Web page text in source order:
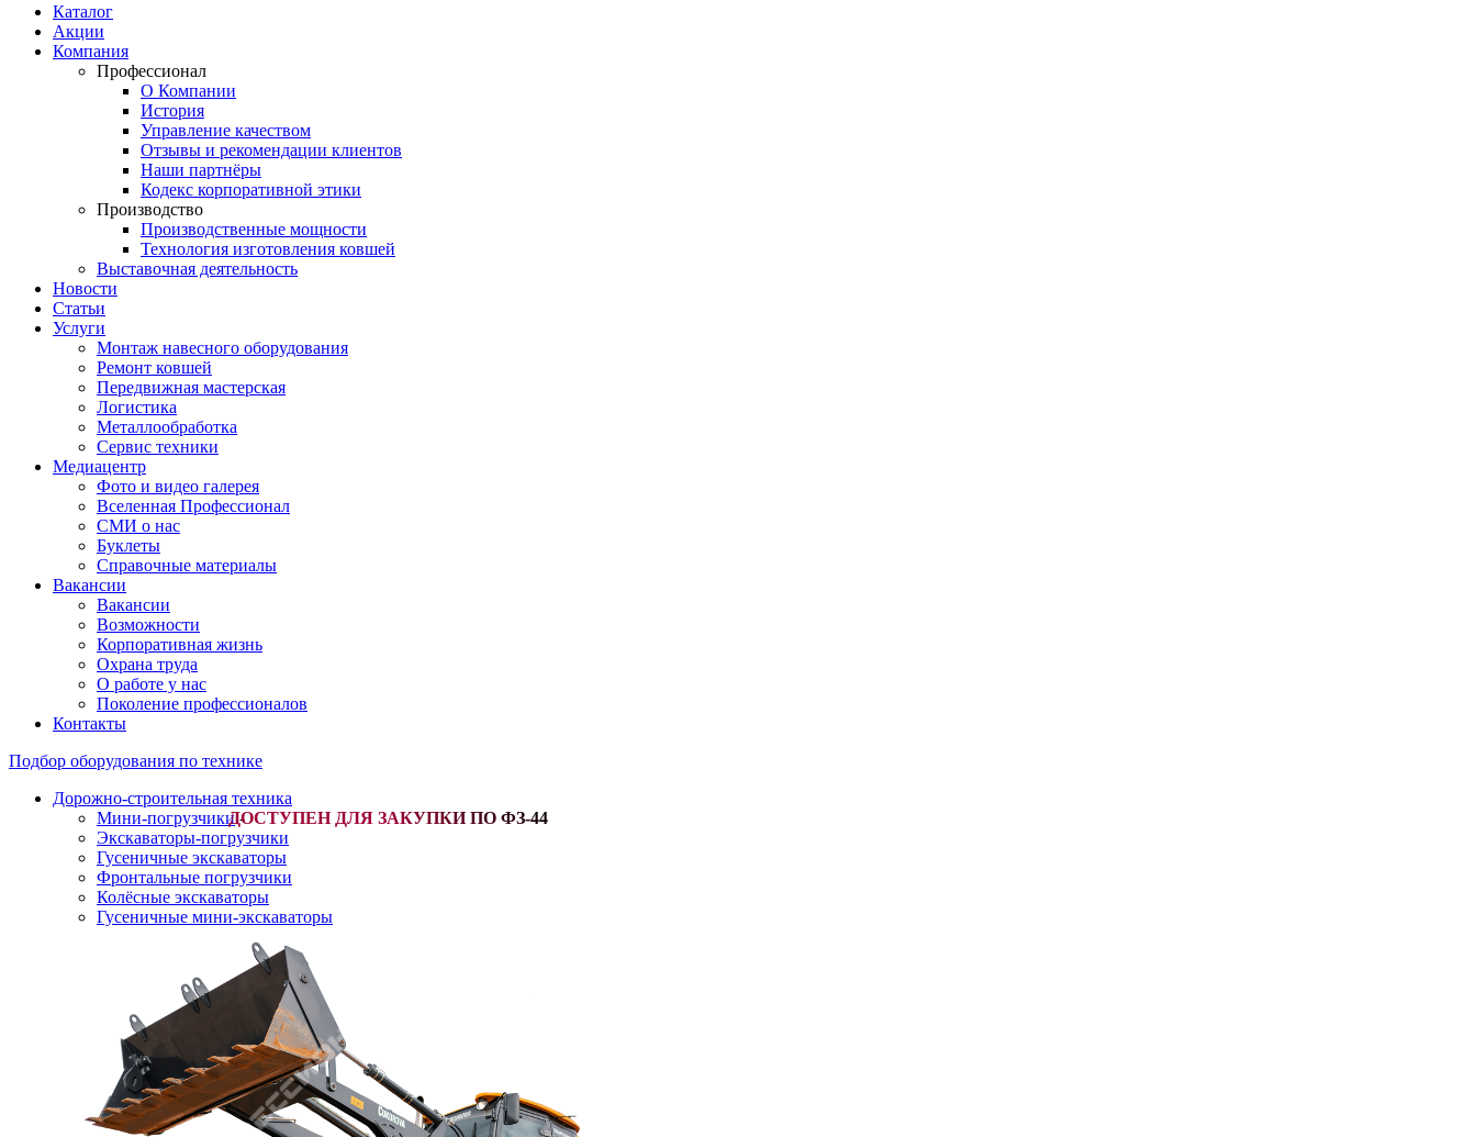
Каталог
Акции
Компания
Профессионал
О Компании
История
Управление качеством
Отзывы и рекомендации клиентов
Наши партнёры
Кодекс корпоративной этики
Производство
Производственные мощности
Технология изготовления ковшей
Выставочная деятельность
Новости
Статьи
Услуги
Монтаж навесного оборудования
Ремонт ковшей
Передвижная мастерская
Логистика
Металлообработка
Сервис техники
Медиацентр
Фото и видео галерея
Вселенная Профессионал
СМИ о нас
Буклеты
Справочные материалы
Вакансии
Вакансии
Возможности
Корпоративная жизнь
Охрана труда
О работе у нас
Поколение профессионалов
Контакты
Подбор оборудования по технике
Дорожно-строительная техника
Мини-погрузчики-
Экскаваторы-погрузчики
Гусеничные экскаваторы
Фронтальные погрузчики
Колёсные экскаваторы
Гусеничные мини-экскаваторы